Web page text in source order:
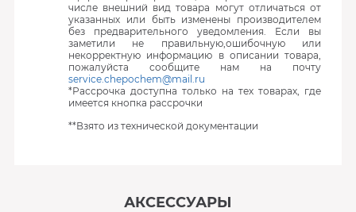
числе внешний вид товара могут отличаться от
указанных или быть изменены производителем
без предварительного уведомления. Если вы
заметили не правильную,ошибочную или
некорректную информацию в описании товара,
пожалуйста сообщите нам на почту
service.chepochem@mail.ru
*Рассрочка доступна только на тех товарах, где
имеется кнопка рассрочки
**Взято из технической документации
АКСЕССУАРЫ